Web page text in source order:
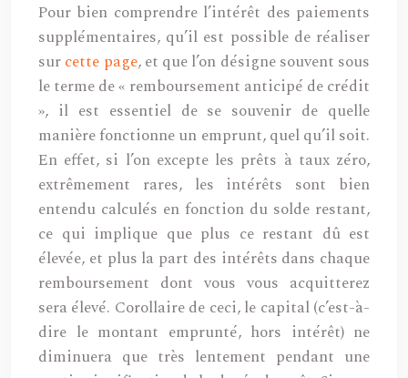
Pour bien comprendre l’intérêt des paiements
supplémentaires, qu’il est possible de réaliser
surcette page, et que l’on désigne souvent sous
le terme de « remboursement anticipé de crédit
», il est essentiel de se souvenir de quelle
manière fonctionne un emprunt, quel qu’il soit.
En effet, si l’on excepte les prêts à taux zéro,
extrêmement rares, les intérêts sont bien
entendu calculés en fonction du solde restant,
ce qui implique que plus ce restant dû est
élevée, et plus la part des intérêts dans chaque
remboursement dont vous vous acquitterez
sera élevé. Corollaire de ceci, le capital (c’est-à-
dire le montant emprunté, hors intérêt) ne
diminuera que très lentement pendant une